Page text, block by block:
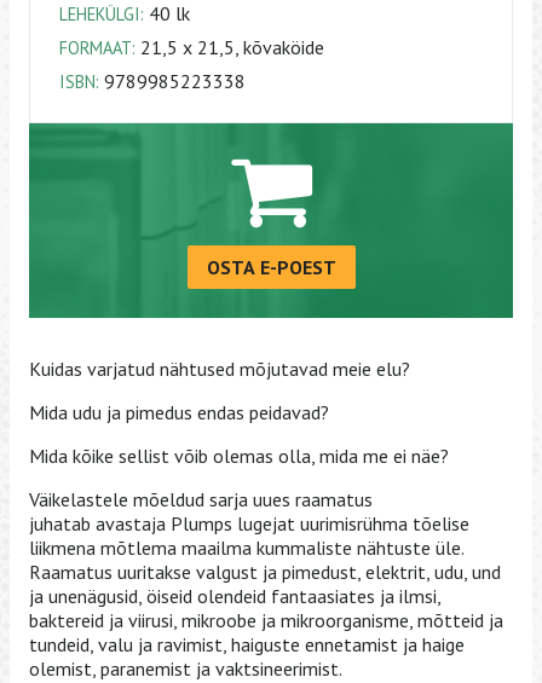
LEHEKÜLGI: 40 lk
FORMAAT: 21,5 x 21,5, kõvaköide
ISBN: 9789985223338
OSTA E-POEST
Kuidas varjatud nähtused mõjutavad meie elu?
Mida udu ja pimedus endas peidavad?
Mida kõike sellist võib olemas olla, mida me ei näe?
Väikelastele mõeldud sarja uues raamatus
juhatab avastaja Plumps lugejat uurimisrühma tõelise
liikmena mõtlema maailma kummaliste nähtuste üle.
Raamatus uuritakse valgust ja pimedust, elektrit, udu, und
ja unenägusid, öiseid olendeid fantaasiates ja ilmsi,
baktereid ja viirusi, mikroobe ja mikroorganisme, mõtteid ja
tundeid, valu ja ravimist, haiguste ennetamist ja haige
olemist, paranemist ja vaktsineerimist.